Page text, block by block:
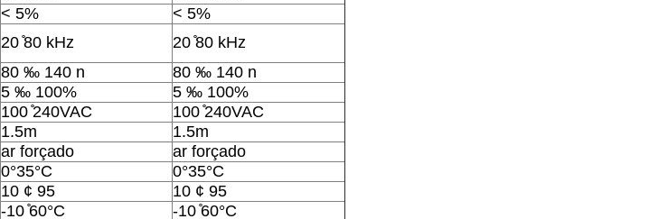
< 5%
< 5%
20 ̊80 kHz
20 ̊80 kHz
80 ‰ 140 n
80 ‰ 140 n
5 ‰ 100%
5 ‰ 100%
100 ̊240VAC
100 ̊240VAC
1.5m
1.5m
ar forçado
ar forçado
0°35°C
0°35°C
10 ¢ 95
10 ¢ 95
-10 ̊60°C -10 ̊60°C